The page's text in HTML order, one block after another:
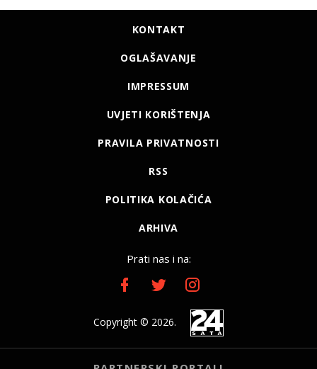
KONTAKT
OGLAŠAVANJE
IMPRESSUM
UVJETI KORIŠTENJA
PRAVILA PRIVATNOSTI
RSS
POLITIKA KOLAČIĆA
ARHIVA
Prati nas i na:
Copyright © 2026.